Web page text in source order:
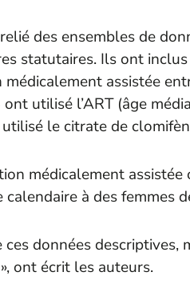
des ensembles de
statutaires. Ils ont
assistée
utilisé l’ART (âge
le citrate de
médicalement
calendaire à des femmes
données
ont écrit les auteurs.